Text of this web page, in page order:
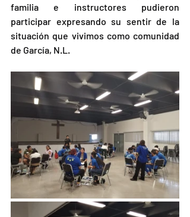
familia e instructores pudieron
participar expresando su sentir de la
situación que vivimos como comunidad
de García, N.L.